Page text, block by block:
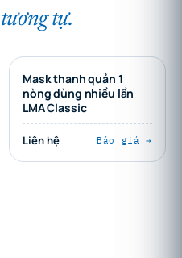
tương tự.
Mask thanh quản 1
nòng dùng nhiều lần
LMA Classic
Liên hệ Báo giá →